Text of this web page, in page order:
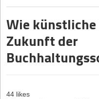
Wie
Zukunft der
44 likes